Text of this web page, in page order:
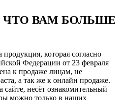
ЧТО ВАМ БОЛЬШЕ
которая согласно
Федерации от 23 февраля
к продаже лицам, не
а так же к онлайн продаже.
несёт ознакомительный
можно только в наших